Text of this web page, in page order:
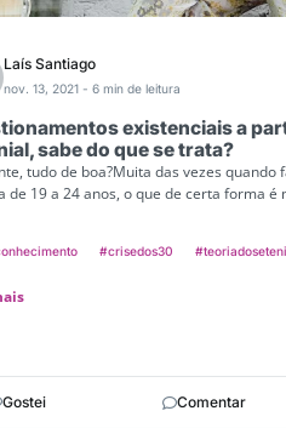
Laís Santiago
nov. 13, 2021 - 6 min de leitura
existenciais a
sabe do que se trata?
tudo de boa?Muita das vezes
de 19 a 24 anos, o que de certa forma é
#crisedos30
Gostei Comentar